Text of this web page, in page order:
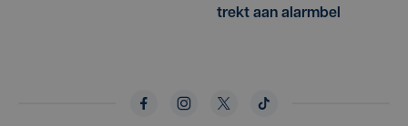
trekt aan alarmbel